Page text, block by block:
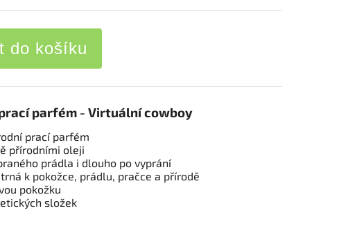
do košíku
parfém - Virtuální cowboy
prací parfém
přírodními oleji
prádla i dlouho po vyprání
k pokožce, prádlu, pračce a přírodě
pokožku
složek